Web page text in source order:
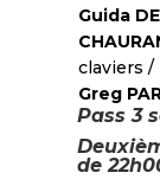
Guida
claviers /
Greg
Pass 3
de